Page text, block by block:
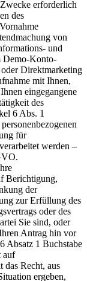
erforderlich
des
von
und
Demo-Konto-
Direktmarketing
mit Ihnen,
eingegangene
des
6 Abs. 1
für
werden –
Berichtigung,
der
zur Erfüllung des
oder des
Sie sind, oder
Antrag hin vor
Absatz 1 Buchstabe
auf
das Recht, aus
ergeben,